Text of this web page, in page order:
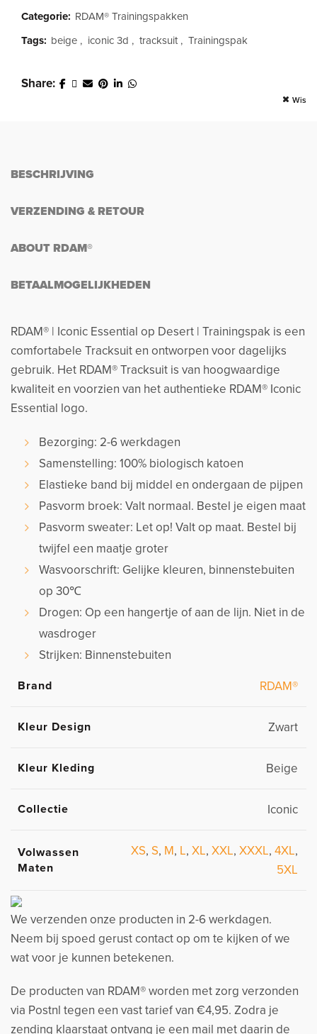
Wis
Wis
Categorie: RDAM® Trainingspakken
Tags: beige , iconic 3d , tracksuit , Trainingspak
Share
BESCHRIJVING
VERZENDING & RETOUR
ABOUT RDAM®
BETAALMOGELIJKHEDEN
RDAM® | Iconic Essential op Desert | Trainingspak is een
comfortabele Tracksuit en ontworpen voor dagelijks
gebruik. Het RDAM® Tracksuit is van hoogwaardige
kwaliteit en voorzien van het authentieke RDAM® Iconic
Essential logo.
Bezorging: 2-6 werkdagen
Samenstelling: 100% biologisch katoen
Elastieke band bij middel en ondergaan de pijpen
Pasvorm broek: Valt normaal. Bestel je eigen maat
Pasvorm sweater: Let op! Valt op maat. Bestel bij
twijfel een maatje groter
Wasvoorschrift: Gelijke kleuren, binnenstebuiten
op 30℃
Drogen: Op een hangertje of aan de lijn. Niet in de
wasdroger
Strijken: Binnenstebuiten
Brand RDAM®
Kleur Design Zwart
Kleur Kleding Beige
Collectie Iconic
Volwassen
Maten
XS, S, M, L, XL, XXL, XXXL, 4XL,
5XL
We verzenden onze producten in 2-6 werkdagen.
Neem bij spoed gerust contact op om te kijken of we
wat voor je kunnen betekenen.
De producten van RDAM® worden met zorg verzonden
via Postnl tegen een vast tarief van €4,95. Zodra je
zending klaarstaat ontvang je een mail met daarin de